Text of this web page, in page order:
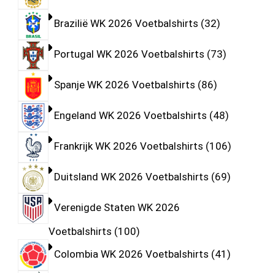
Brazilië WK 2026 Voetbalshirts 32
Portugal WK 2026 Voetbalshirts 73
Spanje WK 2026 Voetbalshirts 86
Engeland WK 2026 Voetbalshirts 48
Frankrijk WK 2026 Voetbalshirts 106
Duitsland WK 2026 Voetbalshirts 69
Verenigde Staten WK 2026
Voetbalshirts 100
Colombia WK 2026 Voetbalshirts 41